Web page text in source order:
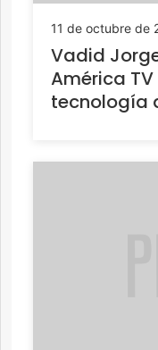
11 de octubre de
Vadid
América
tecnología